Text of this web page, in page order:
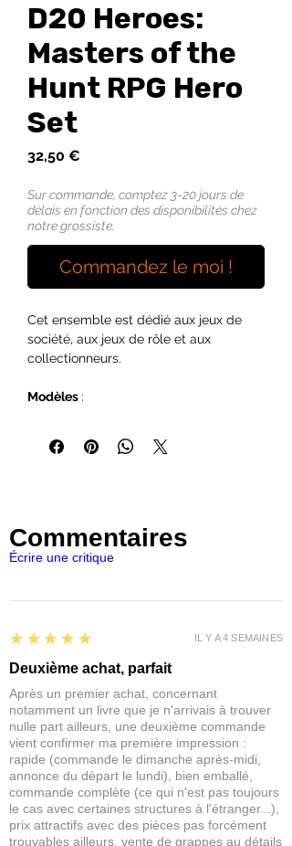
D20 Heroes:
Masters of the
Hunt RPG Hero
Set
32,50 €
Sur commande, comptez 3-20 jours de
délais en fonction des disponibilités chez
notre grossiste.
Commandez le moi !
Cet ensemble est dédié aux jeux de
société, aux jeux de rôle et aux
collectionneurs.
Modèles :
1 ranger nain
6 socles mystiques
Constituez votre armée et combattez
peintes et certaines nécessitent un
assemblage. Les exemples peints sont
AVERTISSEMENT: Ceci n’est pas un
jouet ! Recommandé aux 14 ans et plus.
Peut être nocif en cas de mastication
ou d’ingestion.
Commentaires
Écrire une critique
5
★★★★★
Deuxième achat, parfait
Après un premier achat, concernant
notamment un livre que je n'arrivais à trouver
nulle part ailleurs, une deuxième commande
vient confirmer ma première impression :
rapide (commande le dimanche après-midi,
annonce du départ le lundi), bien emballé,
commande complète (ce qui n'est pas toujours
le cas avec certaines structures à l'étranger...),
prix attractifs avec des pièces pas forcément
trouvables ailleurs, vente de grappes au détails
IL Y A 4 SEMAINES